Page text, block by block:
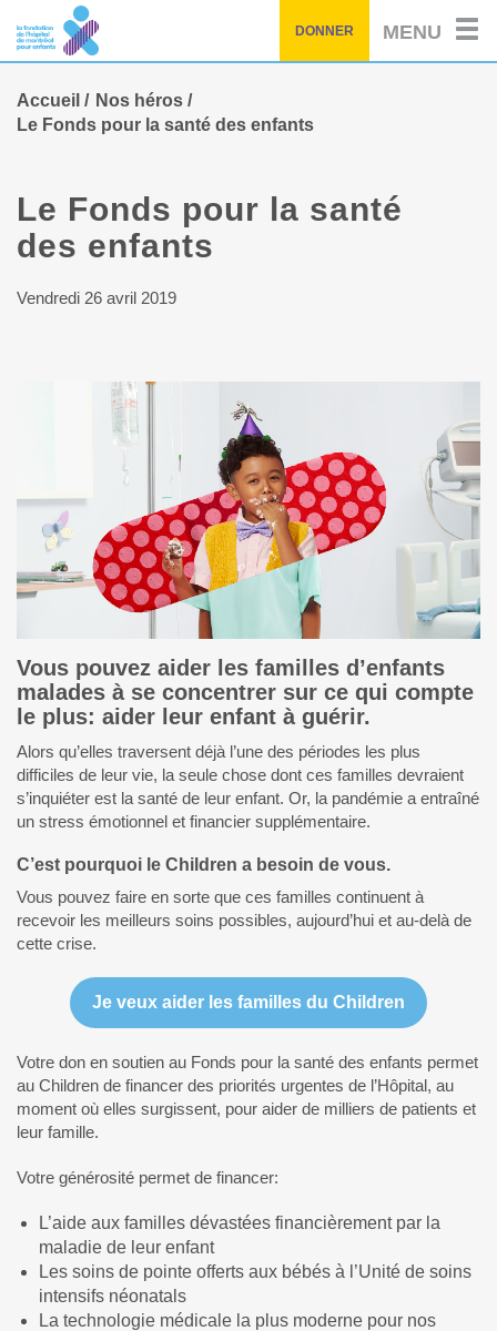
contenu
DONNER MENU
Accueil
Nos héros
Le Fonds pour la santé des enfants
Le Fonds pour la santé
des enfants
Vendredi 26 avril 2019
Vous pouvez aider les familles d’enfants
malades à se concentrer sur ce qui compte
le plus: aider leur enfant à guérir.
Alors qu’elles traversent déjà l’une des périodes les plus
difficiles de leur vie, la seule chose dont ces familles devraient
s’inquiéter est la santé de leur enfant. Or, la pandémie a entraîné
un stress émotionnel et financier supplémentaire.
C’est pourquoi le Children a besoin de vous.
Vous pouvez faire en sorte que ces familles continuent à
recevoir les meilleurs soins possibles, aujourd’hui et au-delà de
cette crise.
Je veux aider les familles du Children
Votre don en soutien au Fonds pour la santé des enfants permet
au Children de financer des priorités urgentes de l’Hôpital, au
moment où elles surgissent, pour aider de milliers de patients et
leur famille.
Votre générosité permet de financer:
L’aide aux familles dévastées financièrement par la
maladie de leur enfant
Les soins de pointe offerts aux bébés à l’Unité de soins
intensifs néonatals
La technologie médicale la plus moderne pour nos